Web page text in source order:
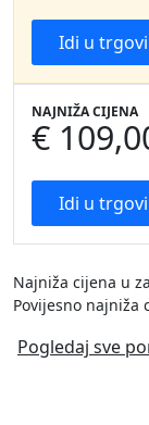
Idi u
NAJNIŽA CIJENA
€
Idi u
Najniža cijena u
Povijesno najniža
Pogledaj sve